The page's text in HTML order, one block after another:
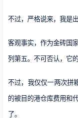
不过，严格说来，我是
客观事实，作为金砖国
列第五。不可否认，它
不过，我仅仅一两次拼
的被目的港仓库费用和
了。